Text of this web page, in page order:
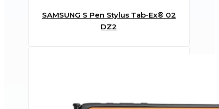
SAMSUNG S Pen Stylus Tab-Ex® 02
DZ2